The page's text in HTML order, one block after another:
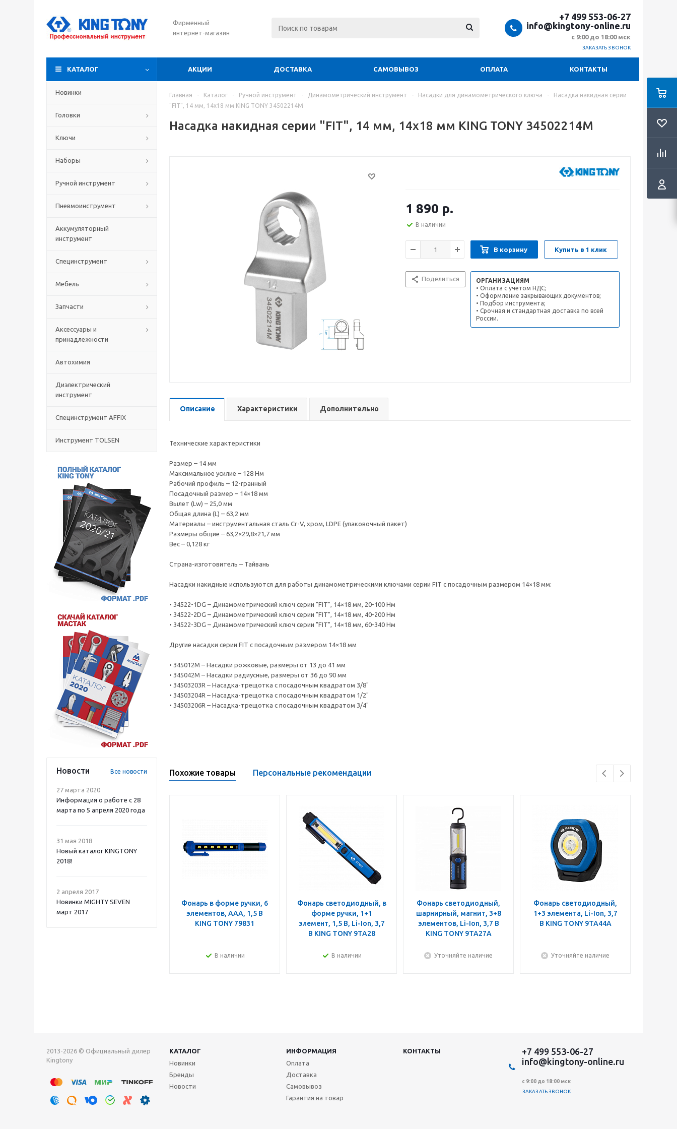
Фирменный
интернет-магазин
+7 499 553-06-27
info@kingtony-online.ru
с 9:00 до 18:00 мск
ЗАКАЗАТЬ ЗВОНОК
КАТАЛОГ АКЦИИ ДОСТАВКА САМОВЫВОЗ ОПЛАТА КОНТАКТЫ
Новинки
Головки
Ключи
Наборы
Ручной инструмент
Пневмоинструмент
Аккумуляторный
инструмент
Специнструмент
Мебель
Запчасти
Аксессуары и
принадлежности
Автохимия
Диэлектрический
инструмент
Специнструмент AFFIX
Инструмент TOLSEN
Новости Все новости
27 марта 2020
Информация о работе с 28
марта по 5 апреля 2020 года
31 мая 2018
Новый каталог KINGTONY
2018!
2 апреля 2017
Новинки MIGHTY SEVEN
март 2017
Главная - Каталог - Ручной инструмент - Динамометрический инструмент - Насадки для динамометрического ключа -
Насадка накидная серии
"FIT", 14 мм, 14х18 мм KING TONY 34502214M
Насадка накидная серии "FIT", 14 мм, 14х18 мм KING TONY 34502214M
1 890 р.
В наличии
В корзину Купить в 1 клик
Поделиться
ОРГАНИЗАЦИЯМ
• Оплата с учетом НДС;
• Оформление закрывающих документов;
• Подбор инструмента;
• Срочная и стандартная доставка по всей
России.
Описание Характеристики Дополнительно
Технические характеристики
Размер – 14 мм
Максимальное усилие – 128 Нм
Рабочий профиль – 12-гранный
Посадочный размер – 14×18 мм
Вылет (Lw) – 25,0 мм
Общая длина (L) – 63,2 мм
Материалы – инструментальная сталь Cr-V, хром, LDPE (упаковочный пакет)
Размеры общие – 63,2×29,8×21,7 мм
Вес – 0,128 кг
Страна-изготовитель – Тайвань
Насадки накидные используются для работы динамометрическими ключами серии FIT с посадочным размером 14×18 мм:
• 34522-1DG – Динамометрический ключ серии "FIT", 14×18 мм, 20-100 Нм
• 34522-2DG – Динамометрический ключ серии "FIT", 14×18 мм, 40-200 Нм
• 34522-3DG – Динамометрический ключ серии "FIT", 14×18 мм, 60-340 Нм
Другие насадки серии FIT с посадочным размером 14×18 мм
• 345012M – Насадки рожковые, размеры от 13 до 41 мм
• 345042M – Насадки радиусные, размеры от 36 до 90 мм
• 34503203R – Насадка-трещотка с посадочным квадратом 3/8"
• 34503204R – Насадка-трещотка с посадочным квадратом 1/2"
• 34503206R – Насадка-трещотка с посадочным квадратом 3/4"
Похожие товары Персональные рекомендации
Фонарь в форме ручки, 6
элементов, ААА, 1,5 В
KING TONY 79831
В наличии
Фонарь светодиодный, в
форме ручки, 1+1
элемент, 1,5 В, Li-Ion, 3,7
В KING TONY 9TA28
В наличии
Фонарь светодиодный,
шарнирный, магнит, 3+8
элементов, Li-Ion, 3,7 В
KING TONY 9TA27A
Уточняйте наличие
Фонарь светодиодный,
1+3 элемента, Li-Ion, 3,7
В KING TONY 9TA44A
Уточняйте наличие
2013-2026 © Официальный дилер
Kingtony
КАТАЛОГ ИНФОРМАЦИЯ
КОНТАКТЫ
Новинки
Бренды
Новости
Оплата
Доставка
Самовывоз
Гарантия на товар
+7 499 553-06-27
info@kingtony-online.ru
с 9:00 до 18:00 мск
ЗАКАЗАТЬ ЗВОНОК